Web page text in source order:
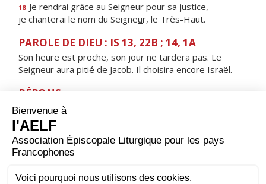
18 Je rendrai grâce au Seigneur pour sa justice,
je chanterai le nom du Seigneur, le Très-Haut.
PAROLE DE DIEU : IS 13, 22B ; 14, 1A
Son heure est proche, son jour ne tardera pas. Le
Seigneur aura pitié de Jacob. Il choisira encore Israël.
RÉPONS
V/Viens, Seigneur, ne tarde pas.
Remets à ton peuple ses péchés.
ORAISON
Accorde-nous, Seigneur, d’attendre sans faiblir la venue